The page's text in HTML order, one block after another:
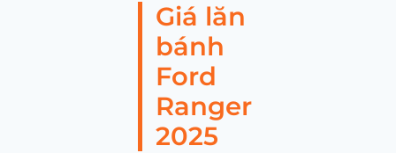
Giá lăn
bánh
Ford
Ranger
2025